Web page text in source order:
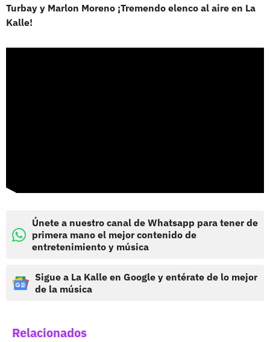
Turbay y Marlon Moreno ¡Tremendo elenco al aire en La
Kalle!
Únete a nuestro canal de Whatsapp para tener de
primera mano el mejor contenido de
entretenimiento y música
Sigue a La Kalle en Google y entérate de lo mejor
de la música
Relacionados